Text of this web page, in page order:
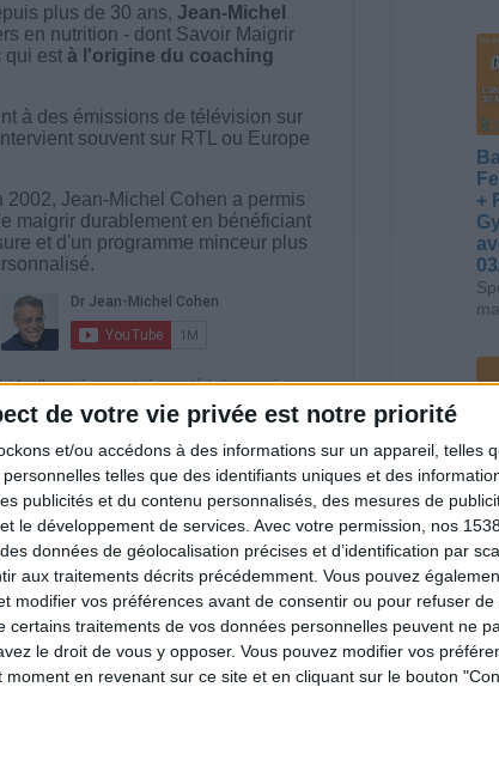
de votre vie privée est notre priorité
et/ou accédons à des informations sur un appareil, telles
telles que des identifiants uniques et des
publicités et du contenu personnalisés, des mesures de
le développement de services. Avec votre permission, nos
données de géolocalisation précises et d’identification par
aux traitements décrits précédemment. Vous pouvez
modifier vos préférences avant de consentir ou pour refuser
certains traitements de vos données personnelles peuvent ne
le droit de vous y opposer. Vous pouvez modifier vos
en revenant sur ce site et en cliquant sur le bouton
plus de 30 ans, Jean-Michel
en nutrition - dont Savoir Maigrir
qui est à l'origine du coaching
à des émissions de télévision sur
souvent sur RTL ou Europe
2002, Jean-Michel Cohen a permis
maigrir durablement en bénéficiant
et d'un programme minceur plus
qui ne sont ni caractéristiques, ni
alimentaire, des plans de repas contrôlés et
perdre du poids à long terme. Demandez
un régime amincissant, un programme
Voir tout
Savoir Maigrir vous
sereinement de votre objectif
+